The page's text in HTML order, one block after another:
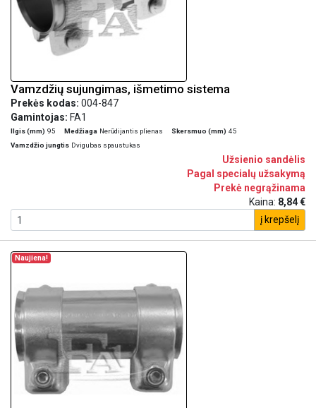
Vamzdžių sujungimas, išmetimo sistema
Prekės kodas: 004-847
Gamintojas: FA1
Ilgis (mm) 95 Medžiaga Nerūdijantis plienas Skersmuo (mm) 45
Vamzdžio jungtis Dvigubas spaustukas
Užsienio sandėlis
Pagal specialų užsakymą
Prekė negrąžinama
Kaina: 8,84 €
į krepšelį
Naujiena!